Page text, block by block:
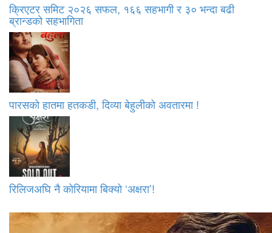
क्रिएटर समिट २०२६ सफल, १६६ सहभागी र ३० भन्दा बढी
ब्रान्डको सहभागिता
पारसको हातमा हतकडी, दिव्या बेहुलीको अवतारमा !
रिलिजअघि नै कोरियामा बिक्यो ‘अक्षरा’!